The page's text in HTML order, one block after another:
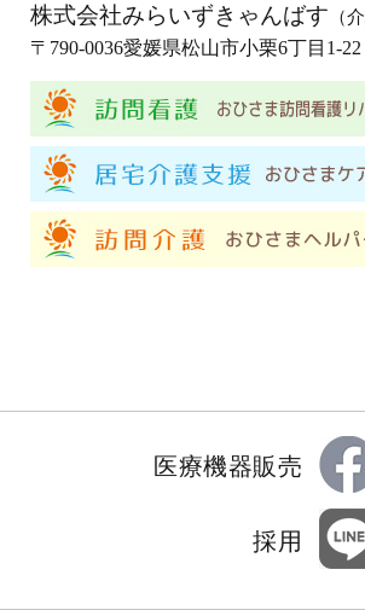
株式会社みらいずきゃんばす （
〒790-0036愛媛県松山市小栗6丁目1-
医療機器販売
採用